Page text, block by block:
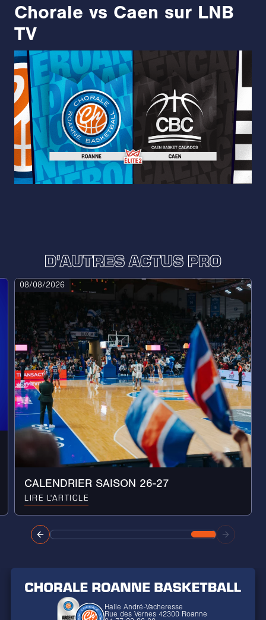
Chorale vs Caen sur LNB
TV
D'AUTRES ACTUS PRO
08/08/2026
CALENDRIER SAISON 26-27
LIRE L'ARTICLE
Halle André-Vacheresse
Rue des Vernes 42300 Roanne